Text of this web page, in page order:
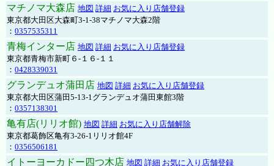
マチノマ大森店 地図 詳細 お気に入り店舗登録
東京都大田区大森町3-1-38マチノマ大森2階
： 0357535311
青梅インター店 地図 詳細 お気に入り店舗登録
東京都青梅市新町６-１６-１１
： 0428339031
グランデュオ蒲田店 地図 詳細 お気に入り店舗登録
東京都大田区蒲田5-13-1グランデュオ蒲田東館3階
： 0357138301
亀有店(リリオ館) 地図 詳細 お気に入り店舗解除
東京都葛飾区亀有3-26-1リリオ館4F
： 0356506181
イトーヨーカドー四つ木店 地図 詳細 お気に入り店舗登録